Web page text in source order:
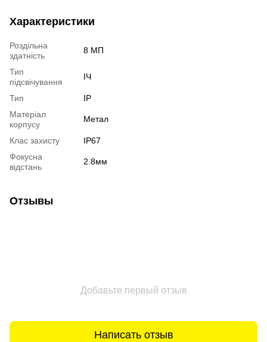
Характеристики
Роздільна
здатність
8 МП
Тип
підсвічування
ІЧ
Тип
IP
Матеріал
корпусу
Метал
Клас захисту
IP67
Фокусна
відстань
2.8мм
Отзывы
Добавьте первый отзыв
Написать отзыв